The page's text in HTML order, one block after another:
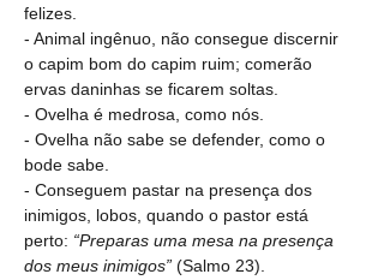
felizes.
- Animal ingênuo, não consegue discernir
o capim bom do capim ruim; comerão
ervas daninhas se ficarem soltas.
- Ovelha é medrosa, como nós.
- Ovelha não sabe se defender, como o
bode sabe.
- Conseguem pastar na presença dos
inimigos, lobos, quando o pastor está
perto: “Preparas uma mesa na presença
dos meus inimigos” (Salmo 23).